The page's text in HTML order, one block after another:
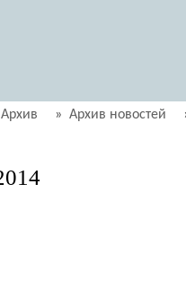
Архив » Архив новостей